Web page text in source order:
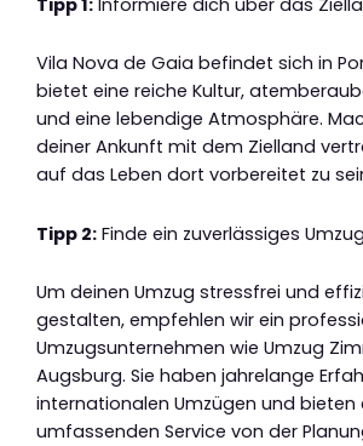
Vila Nova de Gaia befindet sich in
bietet eine reiche Kultur,
und eine lebendige Atmosphäre.
deiner Ankunft mit dem Zielland
auf das Leben dort vorbereitet zu
Tipp 2: Finde ein zuverlässiges
Um deinen Umzug stressfrei und
gestalten, empfehlen wir ein
Umzugsunternehmen wie Umzug
Augsburg. Sie haben jahrelange
internationalen Umzügen und bieten
umfassenden Service von der